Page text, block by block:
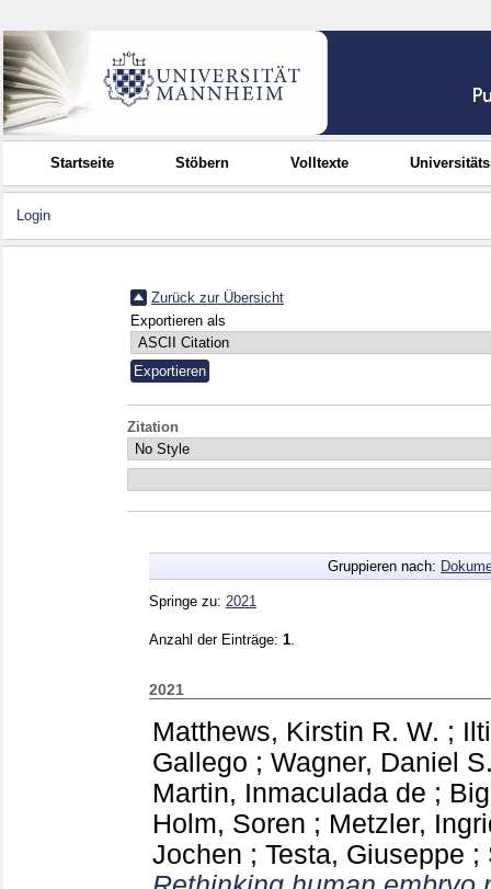
Startseite Stöbern Volltexte
Login
Zurück zur Übersicht
Exportieren als
Zitation
Gruppieren nach:
Springe zu: 2021
Anzahl der Einträge: 1
2021
Matthews, Kirstin R. W. ;
Gallego ; Wagner, Daniel
Martin, Inmaculada de ;
Holm, Soren ; Metzler,
Jochen ; Testa, Giuseppe ;